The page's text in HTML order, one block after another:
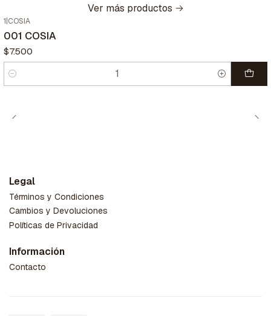
Ver más productos
1 COSIA
001 COSIA
$7.500
Cantidad
Legal
Términos y Condiciones
Cambios y Devoluciones
Políticas de Privacidad
Información
Contacto